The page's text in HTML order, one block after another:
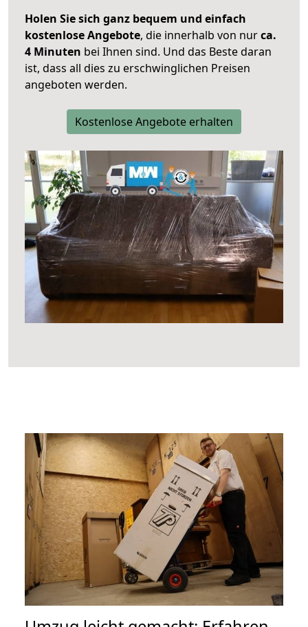
Holen Sie sich ganz bequem und einfach
kostenlose Angebote, die innerhalb von nurca.
4 Minuten bei Ihnen sind. Und das Beste daran
ist, dass all dies zu erschwinglichen Preisen
angeboten werden.
Kostenlose Angebote erhalten